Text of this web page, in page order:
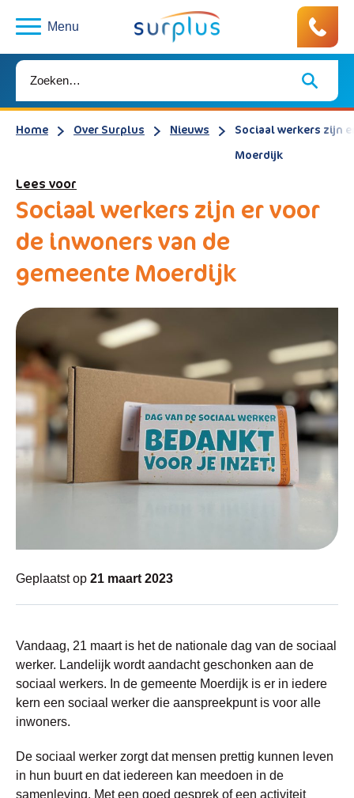
Menu
Home Over Surplus Nieuws
Sociaal werkers zijn
Moerdijk
Lees voor
Sociaal werkers zijn er voor
de inwoners van de
gemeente Moerdijk
Geplaatst op 21 maart 2023
Vandaag, 21 maart is het de nationale dag van de sociaal
werker. Landelijk wordt aandacht geschonken aan de
sociaal werkers. In de gemeente Moerdijk is er in iedere
kern een sociaal werker die aanspreekpunt is voor alle
inwoners.
De sociaal werker zorgt dat mensen prettig kunnen leven
in hun buurt en dat iedereen kan meedoen in de
samenleving. Met een goed gesprek of een activiteit